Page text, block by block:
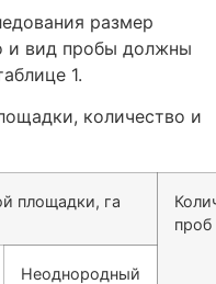
размер
и вид пробы должны
1.
количество и
площадки, га
проб
Неоднородный